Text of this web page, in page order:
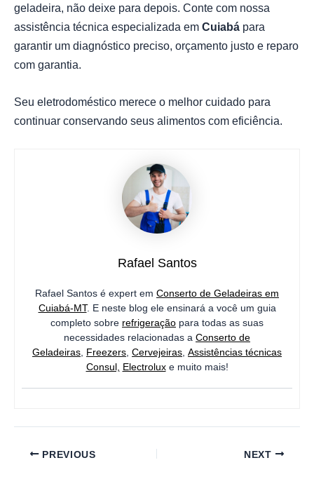
geladeira, não deixe para depois. Conte com nossa
assistência técnica especializada em Cuiabá para
garantir um diagnóstico preciso, orçamento justo e reparo
com garantia.
Seu eletrodoméstico merece o melhor cuidado para
continuar conservando seus alimentos com eficiência.
Rafael Santos
Rafael Santos é expert em Conserto de Geladeiras em
Cuiabá-MT. E neste blog ele ensinará a você um guia
completo sobre refrigeração para todas as suas
necessidades relacionadas a Conserto de
Geladeiras, Freezers, Cervejeiras, Assistências técnicas
Consul, Electroluxe muito mais!
PREVIOUS NEXT